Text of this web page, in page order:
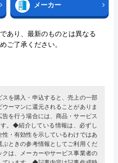
メーカー
あり、最新のものとは異なる
ご了承ください。
を購入・申込すると、売上の一部
ーマンに還元されることがありま
を行う場合には、商品・サービス
。◆紹介している情報は、必ずし
・有効性を示しているわけではあ
ときの参考情報としてご利用くだ
は、メーカーやサービス事業者の